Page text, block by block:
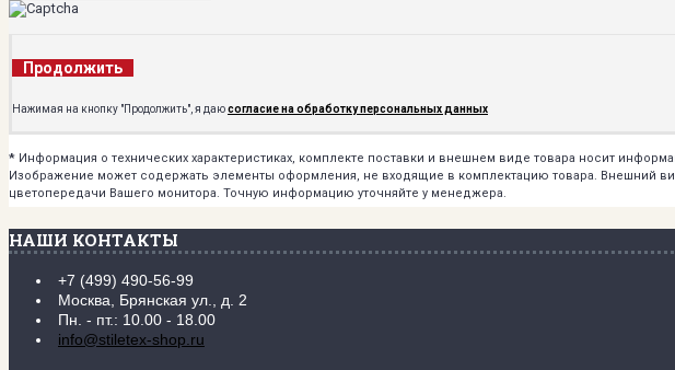
Продолжить
Нажимая на кнопку "Продолжить", я даюсогласие на обработку персональных данных
* Информация о технических характеристиках, комплекте поставки и внешнем виде товара носит
Изображение может содержать элементы оформления, не входящие в комплектацию товара. Внешний
цветопередачи Вашего монитора. Точную информацию уточняйте у менеджера.
НАШИ КОНТАКТЫ
+7 (499) 490-56-99
Москва, Брянская ул., д. 2
Пн. - пт.: 10.00 - 18.00
info@stiletex-shop.ru